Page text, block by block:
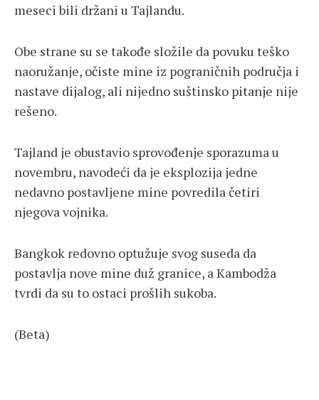
meseci bili držani u Tajlandu.
Obe strane su se takođe složile da povuku teško
naoružanje, očiste mine iz pograničnih područja i
nastave dijalog, ali nijedno suštinsko pitanje nije
rešeno.
Tajland je obustavio sprovođenje sporazuma u ​​
novembru, navodeći da je eksplozija jedne
nedavno postavljene mine povredila četiri
njegova vojnika.
Bangkok redovno optužuje svog suseda da
postavlja nove mine duž granice, a Kambodža
tvrdi da su to ostaci prošlih sukoba.
(Beta)